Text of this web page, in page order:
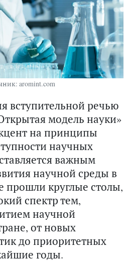
aromint.com
вступительной речью
модель науки»
на принципы
научных
важным
научной среды в
прошли круглые столы,
спектр тем,
научной
от новых
до приоритетных
годы.